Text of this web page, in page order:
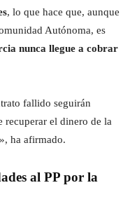
, lo que hace que, aunque
Autónoma, es
nunca llegue a cobrar
fallido seguirán
recuperar el dinero de la
ha afirmado.
al PP por la